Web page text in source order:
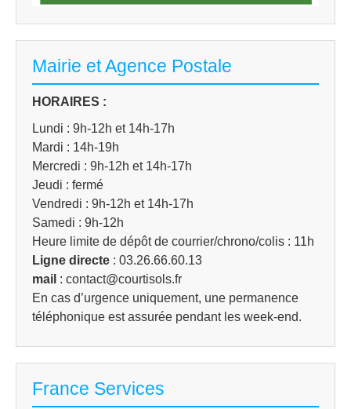
Mairie et Agence Postale
HORAIRES :
Lundi : 9h-12h et 14h-17h
Mardi : 14h-19h
Mercredi : 9h-12h et 14h-17h
Jeudi : fermé
Vendredi : 9h-12h et 14h-17h
Samedi : 9h-12h
Heure limite de dépôt de courrier/chrono/colis : 11h
Ligne directe : 03.26.66.60.13
mail : contact@courtisols.fr
En cas d’urgence uniquement, une permanence
téléphonique est assurée pendant les week-end.
France Services